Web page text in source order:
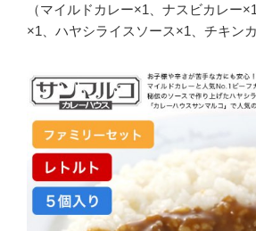
（マイルドカレー×1、ナスビカレー
×1、ハヤシライスソース×1、チキンカ